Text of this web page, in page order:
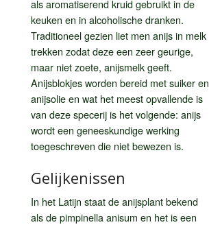
als aromatiserend kruid gebruikt in de
keuken en in alcoholische dranken.
Traditioneel gezien liet men anijs in melk
trekken zodat deze een zeer geurige,
maar niet zoete, anijsmelk geeft.
Anijsblokjes worden bereid met suiker en
anijsolie en wat het meest opvallende is
van deze specerij is het volgende: anijs
wordt een geneeskundige werking
toegeschreven die niet bewezen is.
Gelijkenissen
In het Latijn staat de anijsplant bekend
als de pimpinella anisum en het is een